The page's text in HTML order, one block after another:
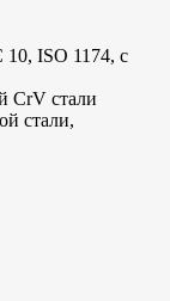
ISO 1174, с
CrV стали
стали,